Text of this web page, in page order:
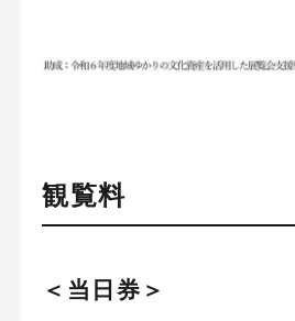
観覧料
＜当日券＞